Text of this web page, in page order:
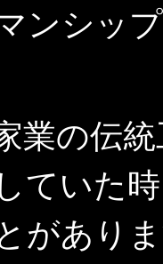
ンシッ
業の伝
ていた
があり